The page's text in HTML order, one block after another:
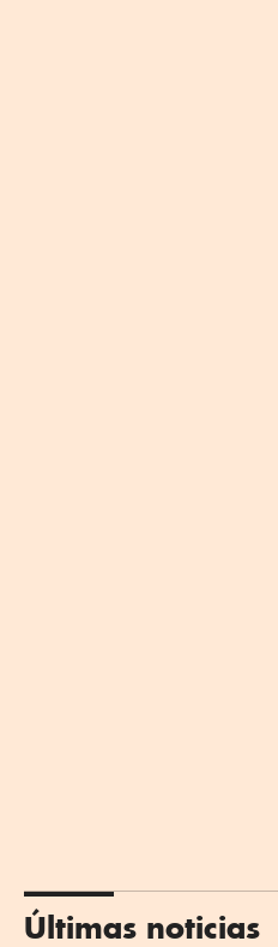
Últimas noticias